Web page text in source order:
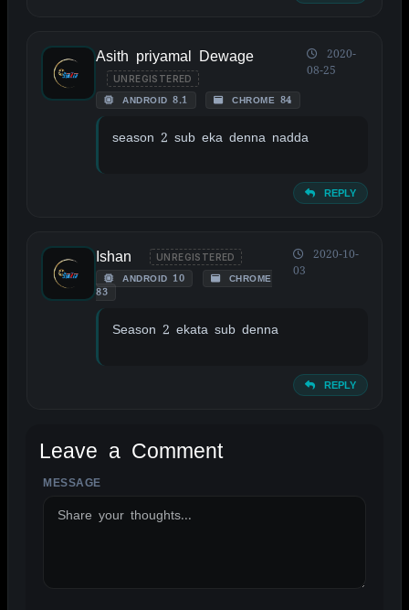
Asith priyamal Dewage
UNREGISTERED
ANDROID 8.1 CHROME 84
2020-
08-25
season 2 sub eka denna nadda
REPLY
Ishan UNREGISTERED
ANDROID 10
CHROME
83
2020-10-
03
Season 2 ekata sub denna
REPLY
Leave a Comment
MESSAGE
ALTERNATIVE: